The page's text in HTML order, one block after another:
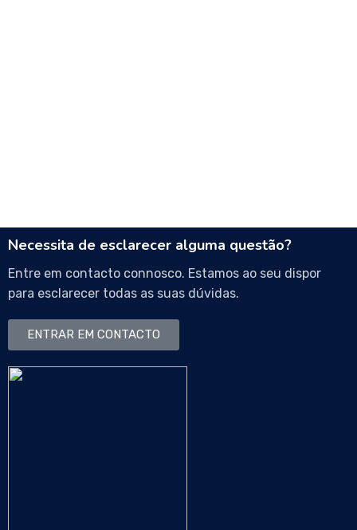
Necessita de esclarecer alguma questão?
Entre em contacto connosco. Estamos ao seu dispor
para esclarecer todas as suas dúvidas.
ENTRAR EM CONTACTO